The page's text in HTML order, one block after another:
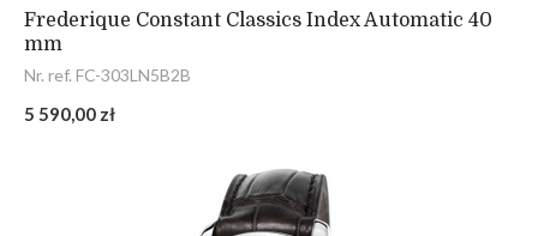
Frederique Constant Classics Index Automatic 40
mm
Nr. ref. FC-303LN5B2B
5 590,00 zł